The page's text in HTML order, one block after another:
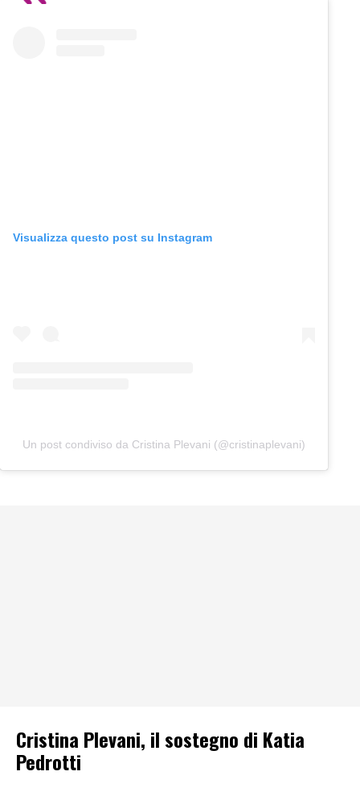
Visualizza questo post su Instagram
Un post condiviso da Cristina Plevani (@cristinaplevani)
Cristina Plevani, il sostegno di Katia
Pedrotti